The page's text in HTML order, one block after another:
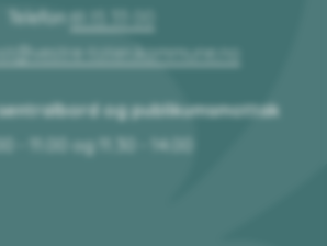
Telefon 61 15 33 00
toten.kommune.no
og publikumsmottak
- 11.00 og 11.30 - 14.00